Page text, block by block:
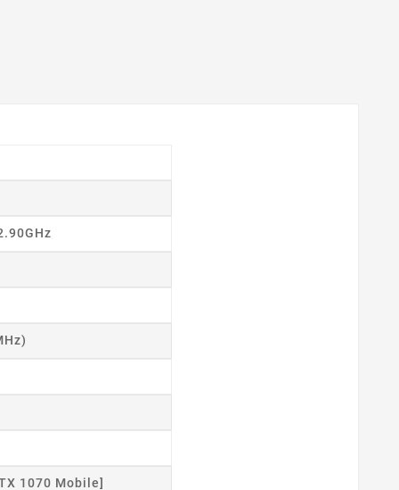
1070 Mobile]